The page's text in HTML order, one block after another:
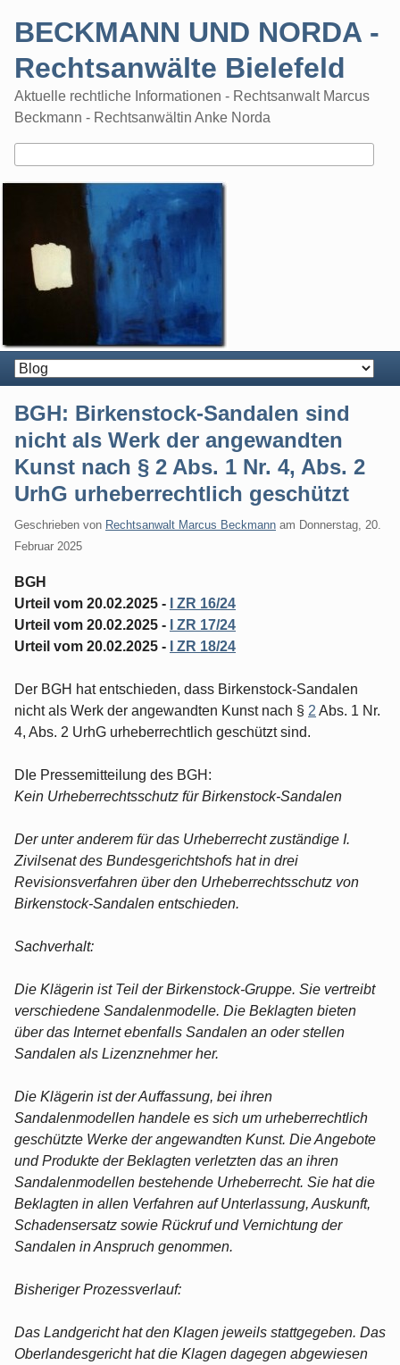
BECKMANN UND NORDA -
Rechtsanwälte Bielefeld
Aktuelle rechtliche Informationen - Rechtsanwalt Marcus
Beckmann - Rechtsanwältin Anke Norda
BGH: Birkenstock-Sandalen sind
nicht als Werk der angewandten
Kunst nach § 2 Abs. 1 Nr. 4, Abs. 2
UrhG urheberrechtlich geschützt
Geschrieben von Rechtsanwalt Marcus Beckmann am Donnerstag, 20.
Februar 2025
BGH
Urteil vom 20.02.2025 -
I ZR 16/24
Urteil vom 20.02.2025 -
I ZR 17/24
Urteil vom 20.02.2025 -
I ZR 18/24
Der BGH hat entschieden, dass Birkenstock-Sandalen
nicht als Werk der angewandten Kunst nach § 2 Abs. 1 Nr.
4, Abs. 2 UrhG urheberrechtlich geschützt sind.
DIe Pressemitteilung des BGH:
Kein Urheberrechtsschutz für Birkenstock-Sandalen
Der unter anderem für das Urheberrecht zuständige I.
Zivilsenat des Bundesgerichtshofs hat in drei
Revisionsverfahren über den Urheberrechtsschutz von
Birkenstock-Sandalen entschieden.
Sachverhalt:
Die Klägerin ist Teil der Birkenstock-Gruppe. Sie vertreibt
verschiedene Sandalenmodelle. Die Beklagten bieten
über das Internet ebenfalls Sandalen an oder stellen
Sandalen als Lizenznehmer her.
Die Klägerin ist der Auffassung, bei ihren
Sandalenmodellen handele es sich um urheberrechtlich
geschützte Werke der angewandten Kunst. Die Angebote
und Produkte der Beklagten verletzten das an ihren
Sandalenmodellen bestehende Urheberrecht. Sie hat die
Beklagten in allen Verfahren auf Unterlassung, Auskunft,
Schadensersatz sowie Rückruf und Vernichtung der
Sandalen in Anspruch genommen.
Bisheriger Prozessverlauf:
Das Landgericht hat den Klagen jeweils stattgegeben. Das
Oberlandesgericht hat die Klagen dagegen abgewiesen